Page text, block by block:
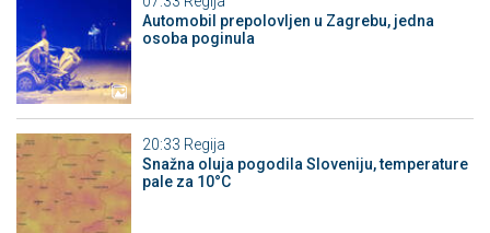
Automobil prepolovljen u Zagrebu, jedna
osoba poginula
20:33 Regija
Snažna oluja pogodila Sloveniju, temperature
pale za 10°C